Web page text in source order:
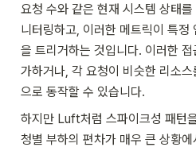
요청 수와 같은 현재 시스템 상태
니터링하고, 이러한 메트릭이 특정
을 트리거하는 것입니다. 이러한
가하거나, 각 요청이 비슷한 리소
으로 동작할 수 있습니다.
하지만 Luft처럼 스파이크성 패턴
청별 부하의 편차가 매우 큰 상황